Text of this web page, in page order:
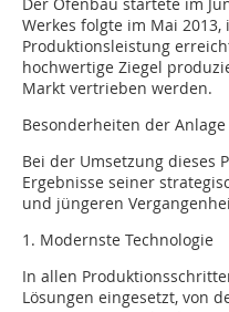
Der Ofenbau startete im
Werkes folgte im Mai
Produktionsleistung
hochwertige Ziegel
Markt vertrieben werden.
Besonderheiten der
Bei der Umsetzung dieses
Ergebnisse seiner
und jüngeren
1. Modernste Technologie
In allen
Lösungen eingesetzt, von